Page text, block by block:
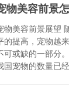
物美容前景
物美容前景展望
的提高，宠物越
可或缺的一部分
国宠物的数量已